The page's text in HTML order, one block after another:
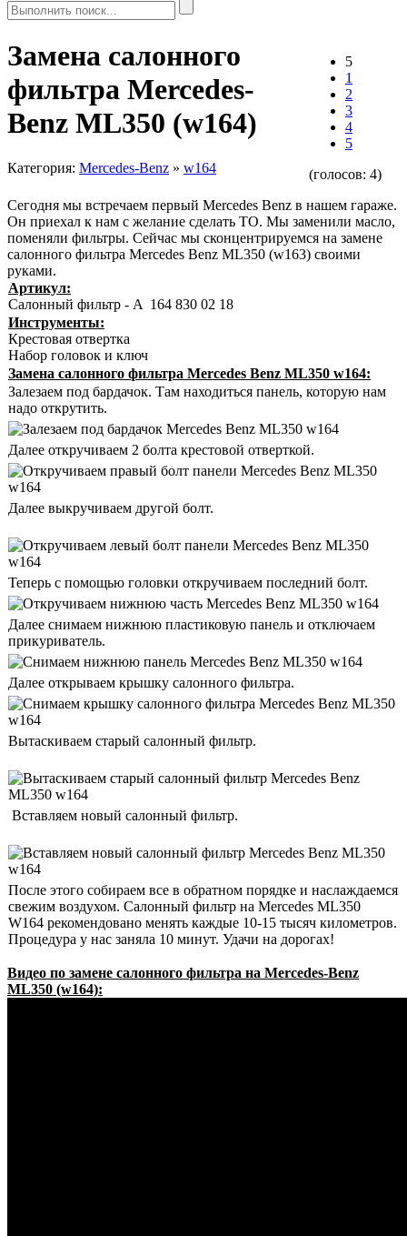
5
1
2
3
4
5
(голосов: 4)
Замена салонного
фильтра Mercedes-
Benz ML350 (w164)
Категория: Mercedes-Benz » w164
Сегодня мы встречаем первый Mercedes Benz в нашем гараже.
Он приехал к нам с желание сделать ТО. Мы заменили масло,
поменяли фильтры. Сейчас мы сконцентрируемся на замене
салонного фильтра Mercedes Benz ML350 (w163) своими
руками.
Артикул:
Салонный фильтр - A 164 830 02 18
Инструменты:
Крестовая отвертка
Набор головок и ключ
Замена салонного фильтра Mercedes Benz ML350 w164:
Залезаем под бардачок. Там находиться панель, которую нам
надо открутить.
Далее откручиваем 2 болта крестовой отверткой.
Далее выкручиваем другой болт.
Теперь с помощью головки откручиваем последний болт.
Далее снимаем нижнюю пластиковую панель и отключаем
прикуриватель.
Далее открываем крышку салонного фильтра.
Вытаскиваем старый салонный фильтр.
Вставляем новый салонный фильтр.
После этого собираем все в обратном порядке и наслаждаемся
свежим воздухом. Салонный фильтр на Mercedes ML350
W164 рекомендовано менять каждые 10-15 тысяч километров.
Процедура у нас заняла 10 минут. Удачи на дорогах!
Видео по замене салонного фильтра на Mercedes-Benz
ML350 (w164):